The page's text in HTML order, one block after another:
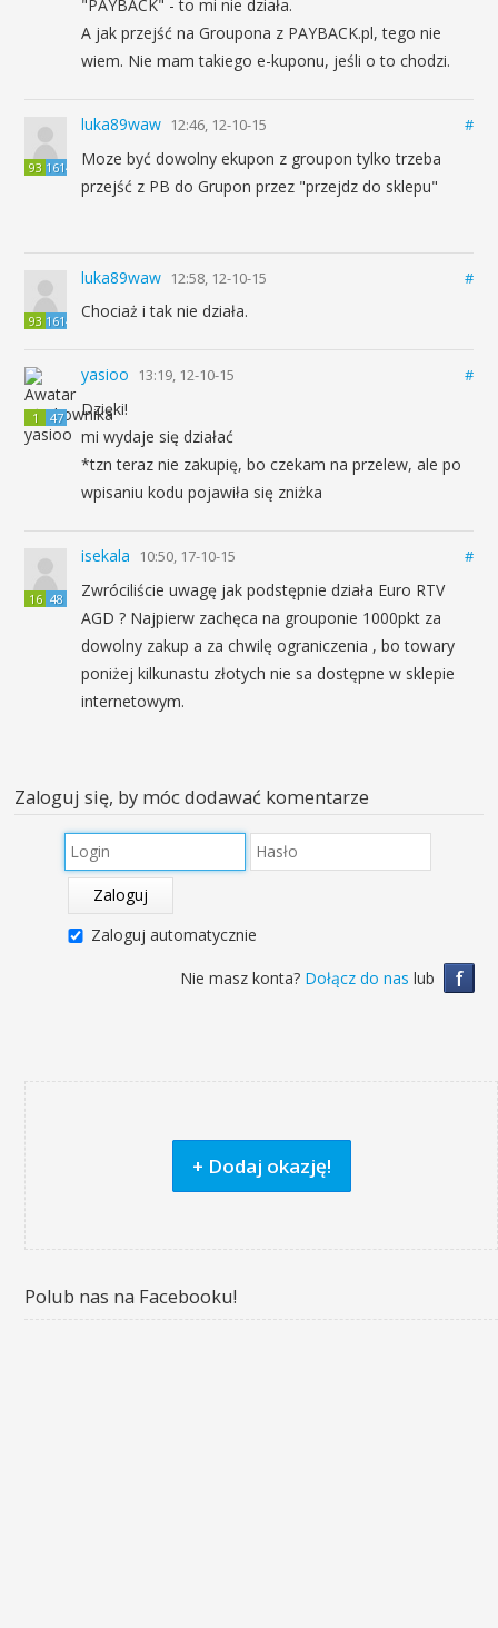
"PAYBACK" - to mi nie działa.
A jak przejść na Groupona z PAYBACK.pl, tego nie
wiem. Nie mam takiego e-kuponu, jeśli o to chodzi.
93 1614
luka89waw 12:46, 12-10-15 #
Moze być dowolny ekupon z groupon tylko trzeba
przejść z PB do Grupon przez "przejdz do sklepu"
93 1614
luka89waw 12:58, 12-10-15 #
Chociaż i tak nie działa.
1 47
yasioo 13:19, 12-10-15 #
Dzięki!
mi wydaje się działać
*tzn teraz nie zakupię, bo czekam na przelew, ale po
wpisaniu kodu pojawiła się zniżka
16 48
isekala 10:50, 17-10-15 #
Zwróciliście uwagę jak podstępnie działa Euro RTV
AGD ? Najpierw zachęca na grouponie 1000pkt za
dowolny zakup a za chwilę ograniczenia , bo towary
poniżej kilkunastu złotych nie sa dostępne w sklepie
internetowym.
Zaloguj się, by móc dodawać komentarze
Zaloguj
Zaloguj automatycznie
f
Nie masz konta? Dołącz do nas lub
+ Dodaj okazję!
Polub nas na Facebooku!